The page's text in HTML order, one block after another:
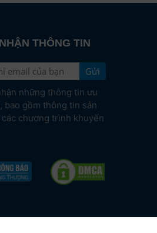
THÔNG TIN
Gửi
những thông tin ưu
bao gồm thông tin sản
các chương trình khuyến